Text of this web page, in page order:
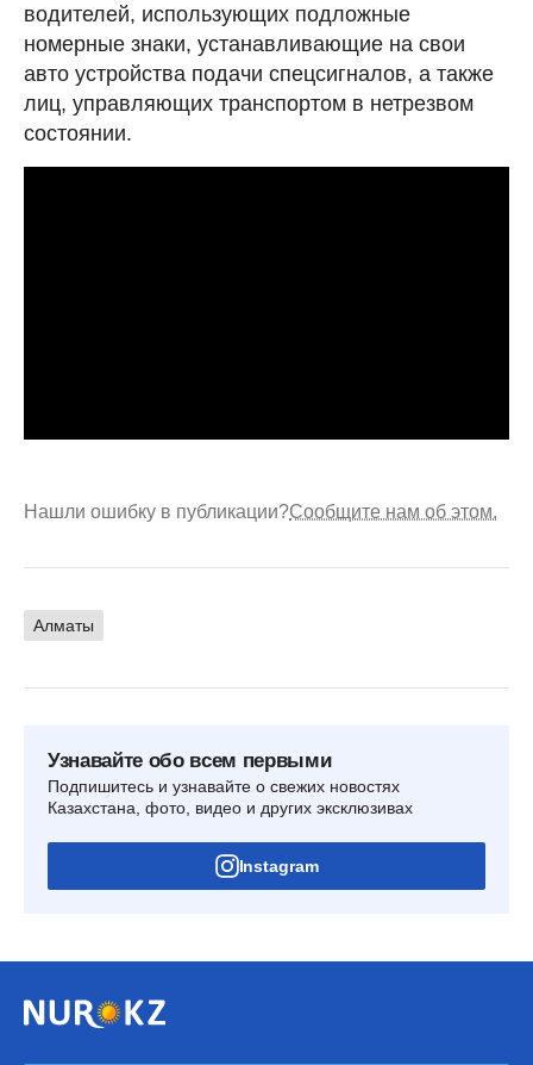
водителей, использующих подложные
номерные знаки, устанавливающие на свои
авто устройства подачи спецсигналов, а также
лиц, управляющих транспортом в нетрезвом
состоянии.
Нашли ошибку в публикации?Сообщите нам об этом.
Алматы
Узнавайте обо всем первыми
Подпишитесь и узнавайте о свежих новостях
Казахстана, фото, видео и других эксклюзивах
Instagram